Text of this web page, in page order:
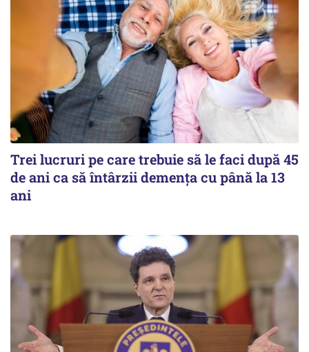
Trei lucruri pe care trebuie să le faci după 45
de ani ca să întârzii demența cu până la 13
ani